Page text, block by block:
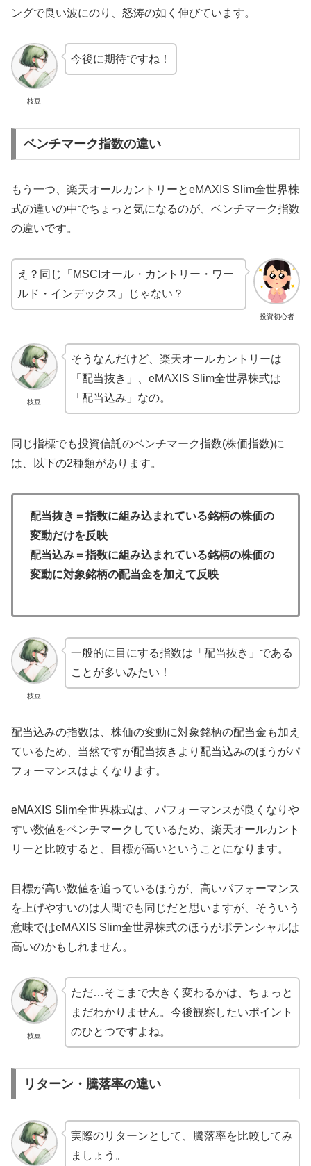
ングで良い波にのり、怒涛の如く伸びています。
枝豆
今後に期待ですね！
ベンチマーク指数の違い
もう一つ、楽天オールカントリーとeMAXIS Slim全世界株
式の違いの中でちょっと気になるのが、ベンチマーク指数
の違いです。
投資初心者
え？同じ「MSCIオール・カントリー・ワー
ルド・インデックス」じゃない？
枝豆
そうなんだけど、楽天オールカントリーは
「配当抜き」、eMAXIS Slim全世界株式は
「配当込み」なの。
同じ指標でも投資信託のベンチマーク指数(株価指数)に
は、以下の2種類があります。
配当抜き＝指数に組み込まれている銘柄の株価の
変動だけを反映
配当込み＝指数に組み込まれている銘柄の株価の
変動に対象銘柄の配当金を加えて反映
枝豆
一般的に目にする指数は「配当抜き」である
ことが多いみたい！
配当込みの指数は、株価の変動に対象銘柄の配当金も加え
ているため、当然ですが配当抜きより配当込みのほうがパ
フォーマンスはよくなります。
eMAXIS Slim全世界株式は、パフォーマンスが良くなりや
すい数値をベンチマークしているため、楽天オールカント
リーと比較すると、目標が高いということになります。
目標が高い数値を追っているほうが、高いパフォーマンス
を上げやすいのは人間でも同じだと思いますが、そういう
意味ではeMAXIS Slim全世界株式のほうがポテンシャルは
高いのかもしれません。
枝豆
ただ…そこまで大きく変わるかは、ちょっと
まだわかりません。今後観察したいポイント
のひとつですよね。
リターン・騰落率の違い
実際のリターンとして、騰落率を比較してみ
ましょう。